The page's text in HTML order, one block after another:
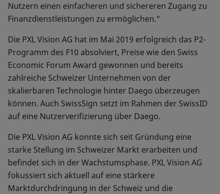
Nutzern einen einfacheren und sichereren Zugang zu
Finanzdienstleistungen zu ermöglichen.“
Die PXL Vision AG hat im Mai 2019 erfolgreich das P2-
Programm des F10 absolviert, Preise wie den Swiss
Economic Forum Award gewonnen und bereits
zahlreiche Schweizer Unternehmen von der
skalierbaren Technologie hinter Daego überzeugen
können. Auch SwissSign setzt im Rahmen der SwissID
auf eine Nutzerverifizierung über Daego.
Die PXL Vision AG konnte sich seit Gründung eine
starke Stellung im Schweizer Markt erarbeiten und
befindet sich in der Wachstumsphase. PXL Vision AG
fokussiert sich aktuell auf eine stärkere
Marktdurchdringung in der Schweiz und die